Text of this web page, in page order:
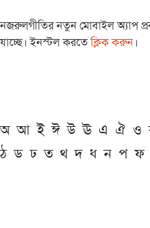
নজরুলগীতির নতুন মোবাইল অ্যাপ
যাচ্ছে। ইনস্টল করতেক্লিক করুন।
অ আ ই ঈ উ ঊ এ ঐ ও
ঠ ড ঢ ত থ দ ধ ন প ফ